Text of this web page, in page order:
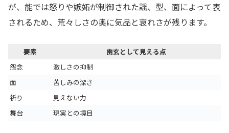
が、能では怒りや嫉妬が制御された謡、型、面によって表
されるため、荒々しさの奥に気品と哀れさが残ります。
要素
幽玄として見える点
怨念
激しさの抑制
面
苦しみの深さ
祈り
見えない力
舞台
現実との境目